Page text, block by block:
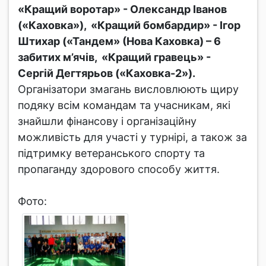
«Кращий воротар» - Олександр Іванов
(«Каховка»), «Кращий бомбардир» - Ігор
Штихар («Тандем» (Нова Каховка) – 6
забитих м’ячів, «Кращий гравець» -
Сергій Дегтярьов («Каховка-2»).
Організатори змагань висловлюють щиру
подяку всім командам та учасникам, які
знайшли фінансову і організаційну
можливість для участі у турнірі, а також за
підтримку ветеранського спорту та
пропаганду здорового способу життя.
Фото: